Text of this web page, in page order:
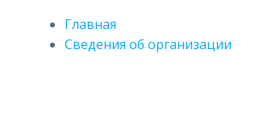
Главная
Сведения об организации